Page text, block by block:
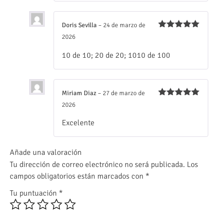
Doris Sevilla – 24 de marzo de
2026
10 de 10; 20 de 20; 1010 de 100
Miriam Diaz– 27 de marzo de
2026
Excelente
Añade una valoración
Tu dirección de correo electrónico no será publicada. Los
campos obligatorios están marcados con *
Tu puntuación *